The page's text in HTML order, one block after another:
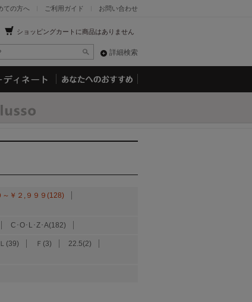
お問い合わせ
ご利用ガイド
ての方へ
ショッピングカートに商品はありません
詳細検索
～￥２,９９９(128)
C･O･L･Z･A(182)
(39) Ｆ(3)
22.5(2)